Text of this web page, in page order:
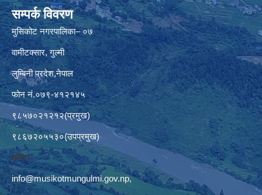
सम्पर्क विवरण
मुसिकोट नगरपालिका– ०७
वामीटक्सार, गुल्मी
लुम्बिनी प्रदेश,नेपाल
फोन नं.०७९-४१२१४५
९८५७०२१२१२(प्रमुख)
९८६७२०५५३०(उपप्रमुख)
इमेलः–
info@musikotmungulmi.gov.np,